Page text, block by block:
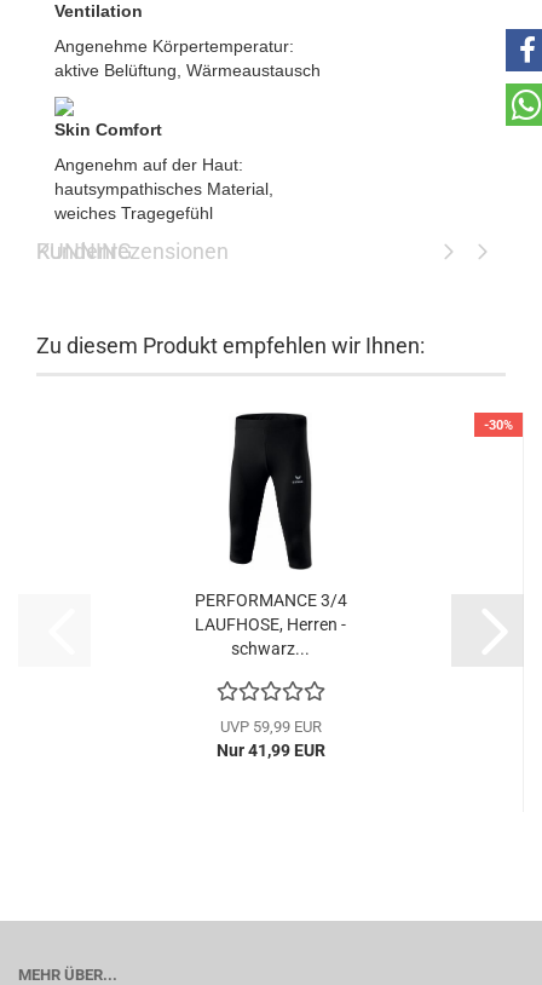
Ventilation
Angenehme Körpertemperatur:
aktive Belüftung, Wärmeaustausch
Skin Comfort
Angenehm auf der Haut:
hautsympathisches Material,
weiches Tragegefühl
RUNNING
Kundenrezensionen
Zu diesem Produkt empfehlen wir Ihnen:
-30%
PERFORMANCE 3/4
LAUFHOSE, Herren -
schwarz...
UVP 59,99 EUR
Nur 41,99 EUR
MEHR ÜBER...